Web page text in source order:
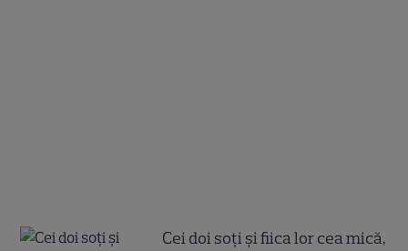
Cei doi soți și fiica lor cea mică,